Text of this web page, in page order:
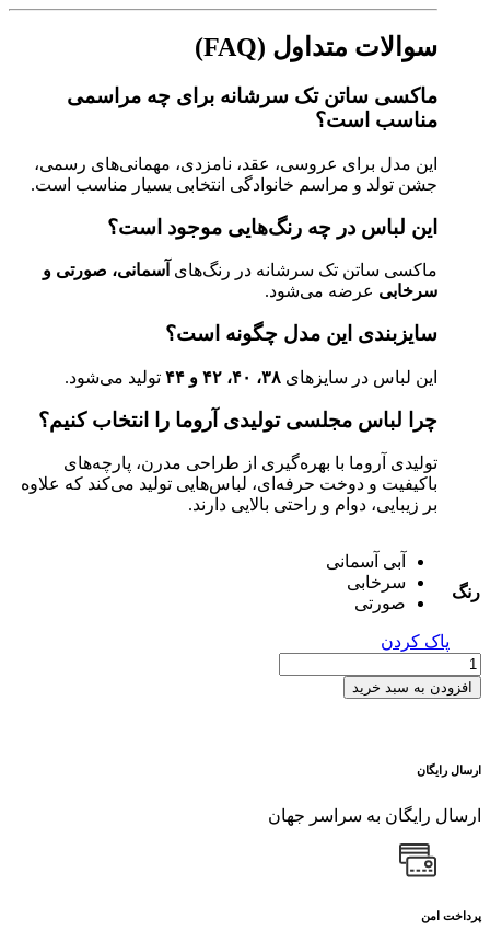
سوالات متداول (FAQ)
ماکسی ساتن تک سرشانه برای چه مراسمی
مناسب است؟
این مدل برای عروسی، عقد، نامزدی، مهمانی‌های رسمی،
جشن تولد و مراسم خانوادگی انتخابی بسیار مناسب است.
این لباس در چه رنگ‌هایی موجود است؟
ماکسی ساتن تک سرشانه در رنگ‌های آسمانی، صورتی و
سرخابی عرضه می‌شود.
سایزبندی این مدل چگونه است؟
این لباس در سایزهای ۳۸، ۴۰، ۴۲ و ۴۴ تولید می‌شود.
چرا لباس مجلسی تولیدی آروما را انتخاب کنیم؟
تولیدی آروما با بهره‌گیری از طراحی مدرن، پارچه‌های
باکیفیت و دوخت حرفه‌ای، لباس‌هایی تولید می‌کند که علاوه
بر زیبایی، دوام و راحتی بالایی دارند.
رنگ
آبی آسمانی
سرخابی
صورتی
پاک کردن
ماکسی
ساتن
تک
700283
افزودن به سبد خرید
ارسال رایگان
ارسال رایگان به سراسر جهان
پرداخت امن